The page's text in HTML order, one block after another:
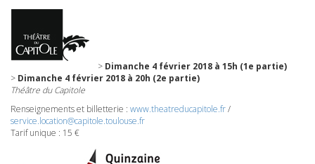
> Dimanche 4 février 2018 à 15h (1e partie)
> Dimanche 4 février 2018 à 20h (2e partie)
Théâtre du Capitole
Renseignements et billetterie : www.theatreducapitole.fr/
service.location@capitole.toulouse.fr
Tarif unique : 15 €